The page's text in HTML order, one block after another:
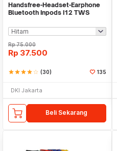
Handsfree-Headset-Earphone
Bluetooth Inpods I12 TWS
Rp75.000
Rp 37.500
starstarstarstarstar_border (30) 135
DKI Jakarta
Beli Sekarang